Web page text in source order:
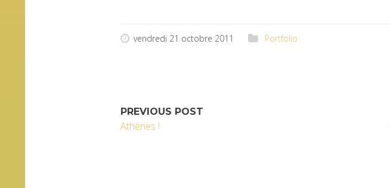
vendredi 21 octobre 2011 Portfolio
PREVIOUS POST
Athènes !